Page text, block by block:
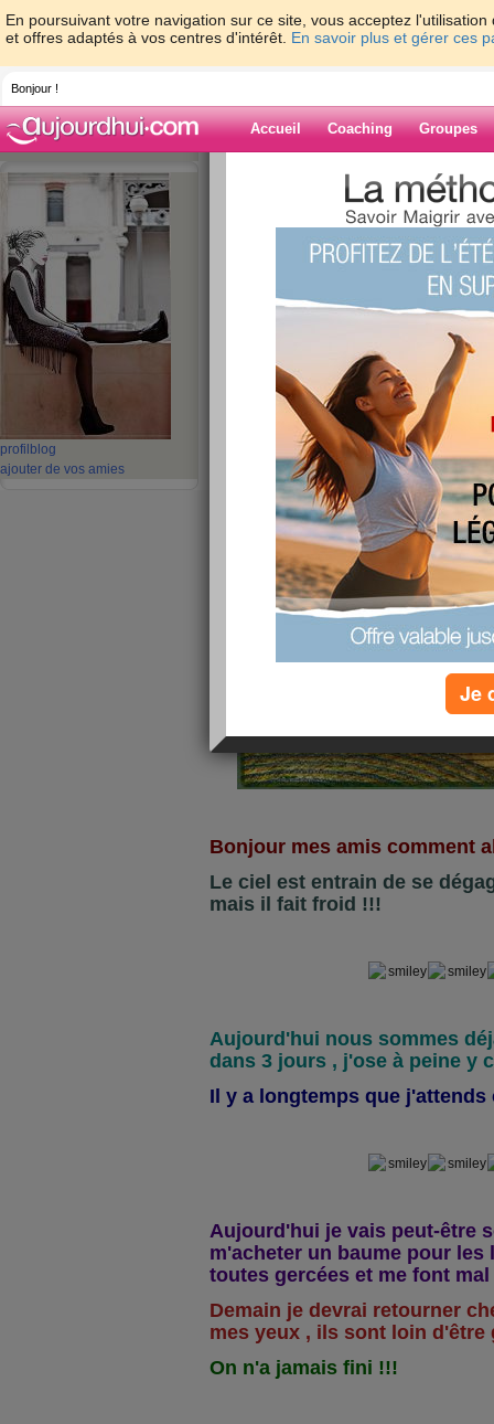
En poursuivant votre navigation sur ce site, vous acceptez
et offres adaptés à vos centres d'intérêt. En savoir plus et gérer ces
Bonjour !
Accueil Coaching Groupes
profil blog
ajouter de vos amies
>
> « Et si
rêve, pas même une promesse, juste l'instant.
Blog de
« Et si c'était ça
même un rêve,
promesse, juste
(Delphine de
publié le 08/11/2012 à 10:10
Bonjour mes amis comment
Le ciel est entrain de se
mais il fait froid !!!
Aujourd'hui nous sommes
dans 3 jours , j'ose à peine y
Il y a longtemps que j'attends
Aujourd'hui je vais peut-être
m'acheter un baume pour les
toutes gercées et me font
Demain je devrai retourner
mes yeux , ils sont loin d'être
On n'a jamais fini !!!
Je